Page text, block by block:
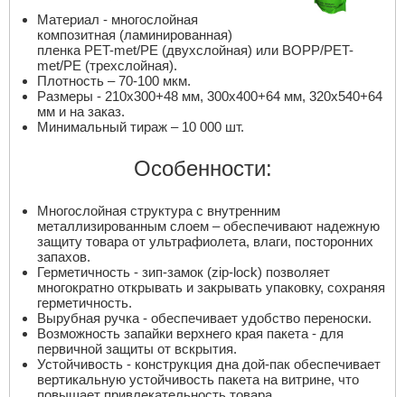
Материал - многослойная
композитная (ламинированная)
пленка PET-met/PE (двухслойная) или BOPP/PET-
met/PE (трехслойная).
Плотность – 70-100 мкм.
Размеры - 210х300+48 мм, 300х400+64 мм, 320х540+64
мм и на заказ.
Минимальный тираж – 10 000 шт.
Особенности:
Многослойная структура с внутренним
металлизированным слоем – обеспечивают надежную
защиту товара от ультрафиолета, влаги, посторонних
запахов.
Герметичность - зип-замок (zip-lock) позволяет
многократно открывать и закрывать упаковку, сохраняя
герметичность.
Вырубная ручка - обеспечивает удобство переноски.
Возможность запайки верхнего края пакета - для
первичной защиты от вскрытия.
Устойчивость - конструкция дна дой-пак обеспечивает
вертикальную устойчивость пакета на витрине, что